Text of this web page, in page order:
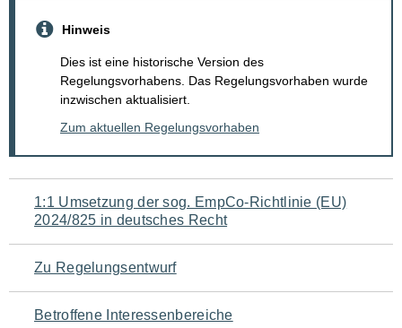
Hinweis
Dies ist eine historische Version des
Regelungsvorhabens. Das Regelungsvorhaben wurde
inzwischen aktualisiert.
Zum aktuellen Regelungsvorhaben
Navigation
für
den
Seiteninhalt
1:1 Umsetzung der sog. EmpCo-Richtlinie (EU)
2024/825 in deutsches Recht
Zu Regelungsentwurf
Betroffene Interessenbereiche